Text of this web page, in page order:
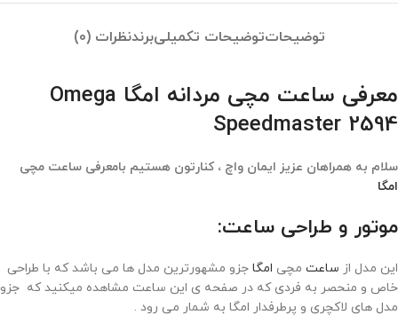
توضیحاتتوضیحات تکمیلیبرندنظرات (0)
معرفی ساعت مچی مردانه امگا Omega
Speedmaster 2594
سلام به همراهان عزیز ایمان واچ ، کنارتون هستیم بامعرفی ساعت مچی
امگا
موتور و طراحی ساعت:
این مدل از ساعت مچی امگا جزو مشهورترین مدل ها می باشد که با طراحی
خاص و منحصر به فردی که در صفحه ی این ساعت مشاهده میکنید که جزو
مدل های لاکچری و پرطرفدار امگا به شمار می رود .